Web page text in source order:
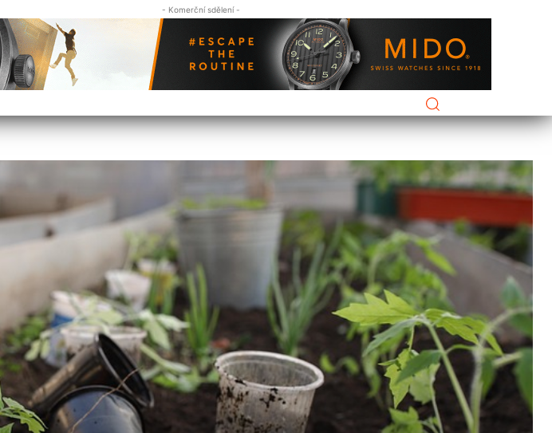
- Komerční sdělení -